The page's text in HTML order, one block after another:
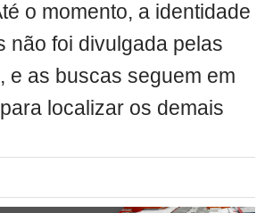
o momento, a identidade
não foi divulgada pelas
e as buscas seguem em
localizar os demais